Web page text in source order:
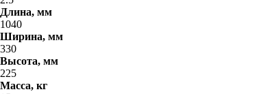
Длина, мм
1040
Ширина, мм
330
Высота, мм
225
Масса, кг